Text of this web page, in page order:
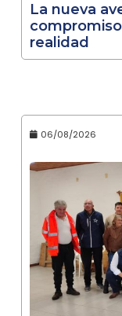
La nueva
realidad
06/08/2026